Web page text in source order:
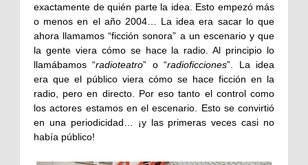
exactamente de quién parte la idea. Esto empezó más
o menos en el año 2004… La idea era sacar lo que
ahora llamamos “ficción sonora” a un escenario y que
la gente viera cómo se hace la radio. Al principio lo
llamábamos “radioteatro” o “radioficciones”. La idea
era que el público viera cómo se hace ficción en la
radio, pero en directo. Por eso tanto el control como
los actores estamos en el escenario. Esto se convirtió
en una periodicidad… ¡y las primeras veces casi no
había público!